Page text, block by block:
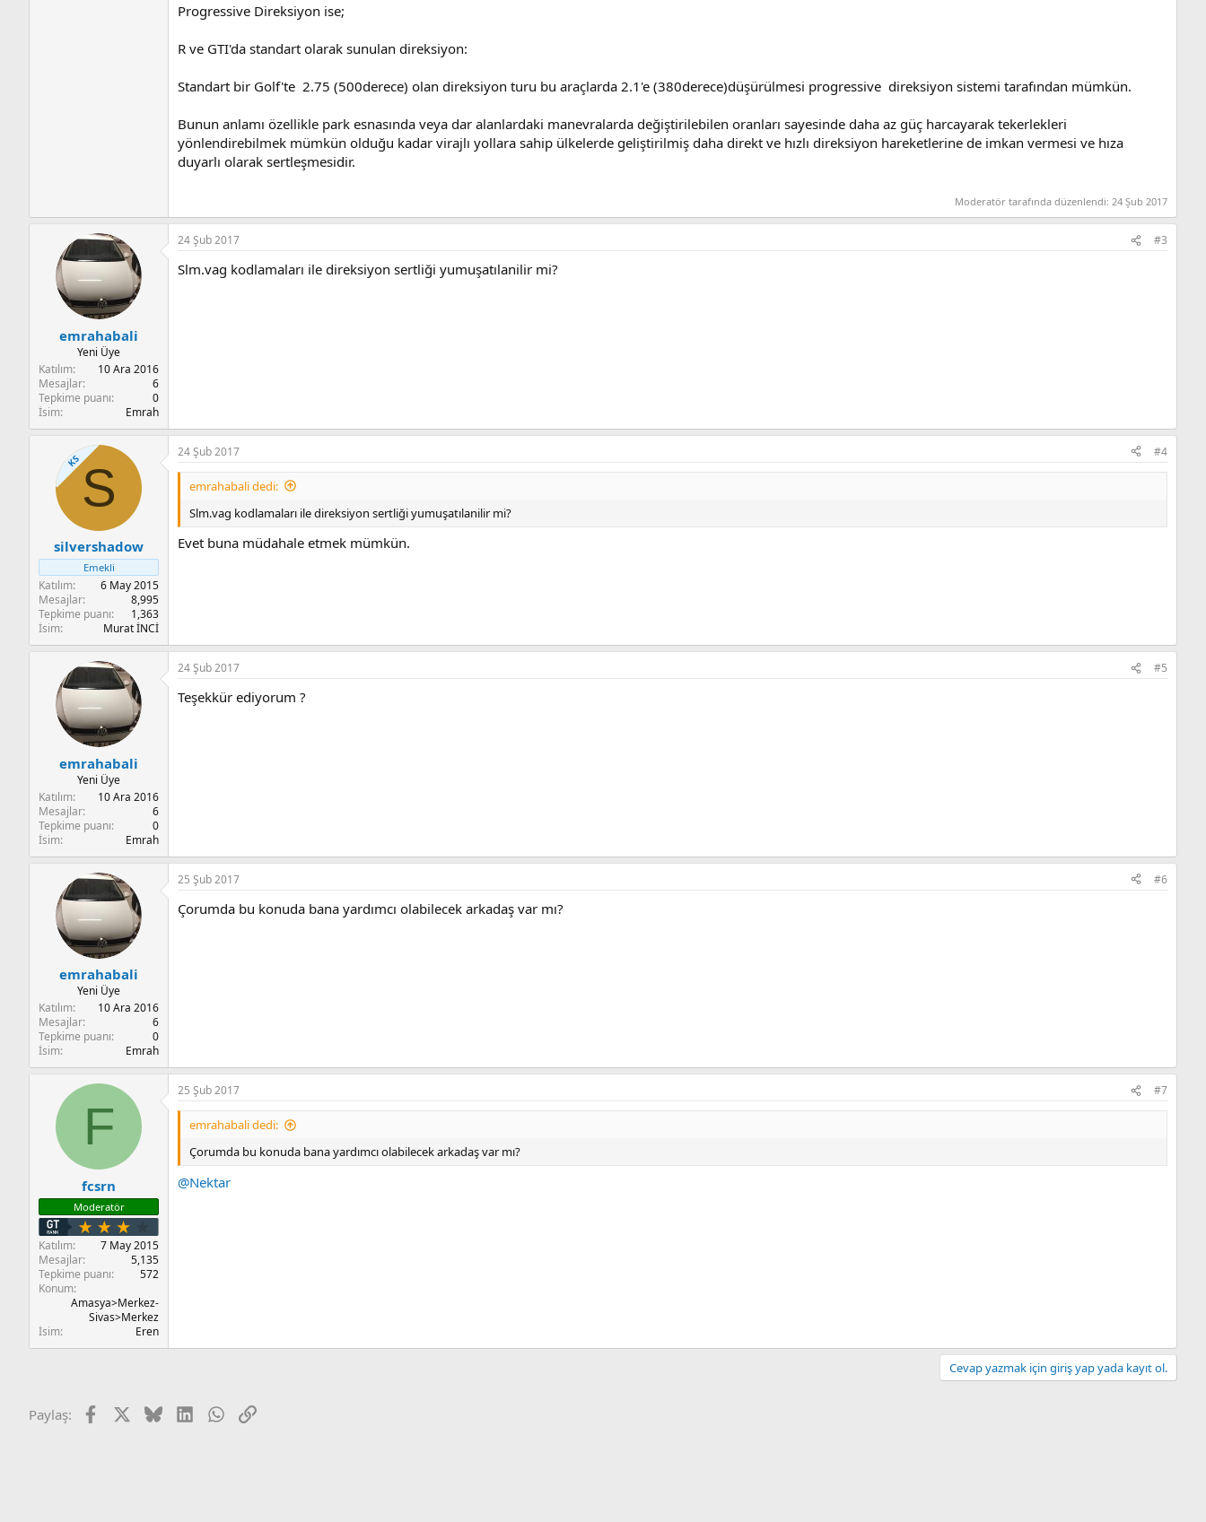
Progressive Direksiyon ise;
R ve GTI'da standart olarak sunulan direksiyon:
Standart bir Golf'te 2.75 (500derece) olan direksiyon turu bu araçlarda 2.1'e (380derece)düşürülmesi progressive direksiyon sistemi tarafından mümkün.
Bunun anlamı özellikle park esnasında veya dar alanlardaki manevralarda değiştirilebilen oranları sayesinde daha az güç harcayarak tekerlekleri
yönlendirebilmek mümkün olduğu kadar virajlı yollara sahip ülkelerde geliştirilmiş daha direkt ve hızlı direksiyon hareketlerine de imkan vermesi ve hıza
duyarlı olarak sertleşmesidir.
Moderatör tarafında düzenlendi: 24 Şub 2017
emrahabali
Yeni Üye
Katılım
10 Ara 2016
Mesajlar
6
Tepkime puanı
0
İsim
Emrah
24 Şub 2017 #3
Slm.vag kodlamaları ile direksiyon sertliği yumuşatılanilir mi?
KSS
silvershadow
Emekli
Katılım
6 May 2015
Mesajlar
8,995
Tepkime puanı
1,363
İsim
Murat İNCİ
24 Şub 2017 #4
emrahabali dedi:
Slm.vag kodlamaları ile direksiyon sertliği yumuşatılanilir mi?
Evet buna müdahale etmek mümkün.
emrahabali
Yeni Üye
Katılım
10 Ara 2016
Mesajlar
6
Tepkime puanı
0
İsim
Emrah
24 Şub 2017 #5
Teşekkür ediyorum ?
emrahabali
Yeni Üye
Katılım
10 Ara 2016
Mesajlar
6
Tepkime puanı
0
İsim
Emrah
25 Şub 2017 #6
Çorumda bu konuda bana yardımcı olabilecek arkadaş var mı?
F
fcsrn
Moderatör
Katılım
7 May 2015
Mesajlar
5,135
Tepkime puanı
572
Konum
Amasya>Merkez-
Sivas>Merkez
İsim
Eren
25 Şub 2017 #7
emrahabali dedi:
Çorumda bu konuda bana yardımcı olabilecek arkadaş var mı?
@Nektar
Cevap yazmak için giriş yap yada kayıt ol.
Paylaş: Facebook BlueskyLinkedInWhatsApp
Link